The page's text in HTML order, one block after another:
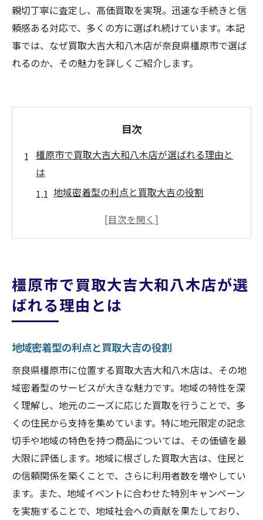
親切丁寧に査定し、高価買取を実現。迅速な手続きと信
頼感ある対応で、多くの方に選ばれ続けています。本記
事では、なぜ買取大吉大和八木店が奈良県橿原市で選ば
れるのか、その魅力を詳しくご紹介します。
目次
橿原市で買取大吉大和八木店が選ばれる理由と
は
地域密着型の利点と買取大吉の役割
買取大吉大和八木店の顧客対応の特徴
買取大吉大和八木店の独自のサービス
高価買取の秘密買取大吉大和八木店の魅力に迫
高価買取を実現する査定方法
専門スタッフによる市場分析
顧客満足度を高めるための取り組み
買取大吉の競争力ある価格設定
他店との違いを生む買取大吉の工夫
高価買取を支える技術と経験
地域密着型サービス買取大吉大和八木店が信頼
される理由
地域社会への貢献と買取サービス
橿原市で買取大吉大和八木店が選
ばれる理由とは
地域密着型の利点と買取大吉の役割
奈良県橿原市に位置する買取大吉大和八木店は、その地
域密着型のサービスが大きな魅力です。地域の特性を深
く理解し、地元のニーズに応じた買取を行うことで、多
くの住民から支持を集めています。特に地元限定の記念
切手や地域の特色を持つ商品については、その価値を最
大限に評価します。地域に根ざした買取大吉は、住民と
の信頼関係を築くことで、さらに利用者数を増やしてい
ます。また、地域イベントに合わせた特別キャンペーン
を実施することで、地域社会への貢献を果たしており、